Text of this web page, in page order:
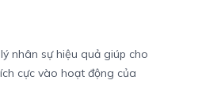
nhân sự hiệu quả giúp cho
cực vào hoạt động của